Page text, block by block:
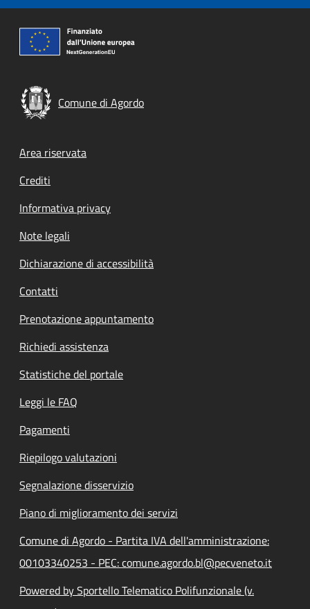
Comune di Agordo
Footer menu
Area riservata
Crediti
Informativa privacy
Note legali
Dichiarazione di accessibilità
Contatti
Prenotazione appuntamento
Richiedi assistenza
Statistiche del portale
Leggi le FAQ
Pagamenti
Riepilogo valutazioni
Segnalazione disservizio
Piano di miglioramento dei servizi
Comune di Agordo - Partita IVA dell'amministrazione:
00103340253 - PEC: comune.agordo.bl@pecveneto.it
Powered by Sportello Telematico Polifunzionale (v.